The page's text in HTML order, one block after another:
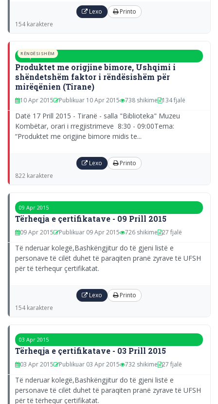
Lexo Printo
154 karaktere
RËNDËSISHËM
10 Apr 2015
Produktet me origjine bimore, Ushqimi i
shëndetshëm faktor i rëndësishëm për
mirëqënien (Tirane)
10 Apr 2015 Publikuar 10 Apr 2015 738 shikime 134 fjalë
Datë 17 Prill 2015 - Tiranë - salla "Biblioteka" Muzeu
Kombëtar, orari i rregjistrimeve 8:30 - 09:00Tema:
“Produktet me origjine bimore midis te...
Lexo Printo
822 karaktere
09 Apr 2015
Tërheqja e çertifikatave - 09 Prill 2015
09 Apr 2015 Publikuar 09 Apr 2015 726 shikime 27 fjalë
Të nderuar kolegë,Bashkëngjitur do të gjeni listë e
personave të cilët duhet të paraqiten pranë zyrave të UFSH
për të tërhequr çertifikatat.
Lexo Printo
154 karaktere
03 Apr 2015
Tërheqja e çertifikatave - 03 Prill 2015
03 Apr 2015 Publikuar 03 Apr 2015 732 shikime 27 fjalë
Të nderuar kolegë,Bashkëngjitur do të gjeni listë e
personave të cilët duhet të paraqiten pranë zyrave të UFSH
për të tërhequr çertifikatat.